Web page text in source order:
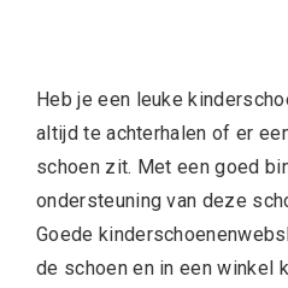
Heb je een leuke
altijd te achterhalen of er
schoen zit. Met een goed
ondersteuning van deze
Goede
de schoen en in een winkel